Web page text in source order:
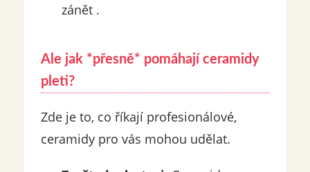
zánět .
Ale jak *přesně* pomáhají ceramidy
pleti?
Zde je to, co říkají profesionálové,
ceramidy pro vás mohou udělat.